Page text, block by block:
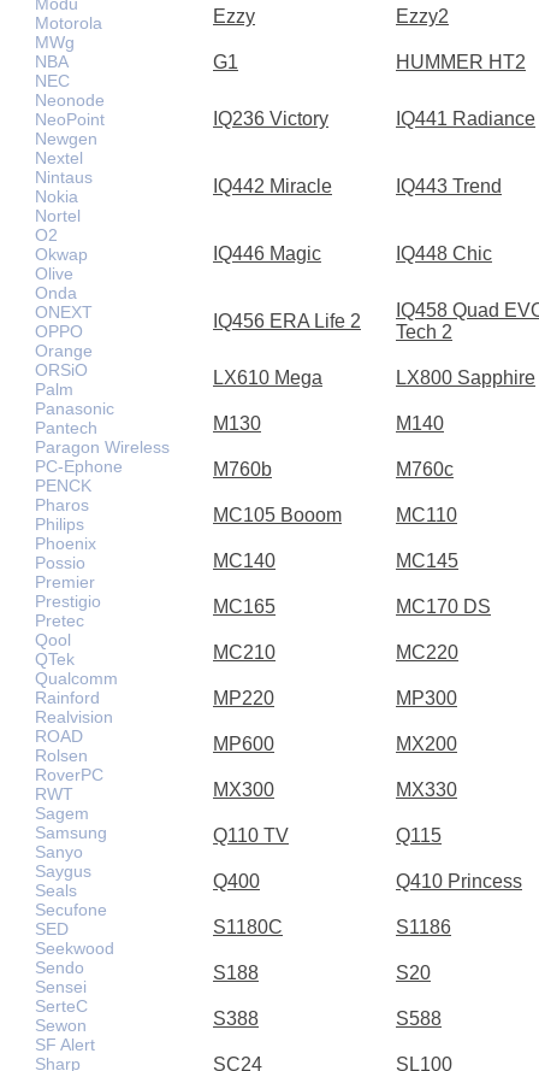
Motorola
MWg
NBA
NEC
Neonode
NeoPoint
Newgen
Nextel
Nintaus
Nokia
Nortel
O2
Okwap
Olive
Onda
ONEXT
OPPO
Orange
ORSiO
Palm
Panasonic
Pantech
Paragon Wireless
PC-Ephone
PENCK
Pharos
Philips
Phoenix
Possio
Premier
Prestigio
Pretec
Qool
QTek
Qualcomm
Rainford
Realvision
ROAD
Rolsen
RoverPC
RWT
Sagem
Samsung
Sanyo
Saygus
Seals
Secufone
SED
Seekwood
Sendo
Sensei
SerteC
Sewon
SF Alert
Sharp
Ezzy Ezzy2
G1 HUMMER HT2
IQ236 Victory IQ441 Radiance
IQ442 Miracle IQ443 Trend
IQ446 Magic IQ448 Chic
IQ456 ERA Life 2
IQ458 Quad
Tech 2
LX610 Mega LX800 Sapphire
M130 M140
M760b M760c
MC105 Booom MC110
MC140 MC145
MC165 MC170 DS
MC210 MC220
MP220 MP300
MP600 MX200
MX300 MX330
Q110 TV Q115
Q400 Q410 Princess
S1180C S1186
S188 S20
S388 S588
SC24 SL100